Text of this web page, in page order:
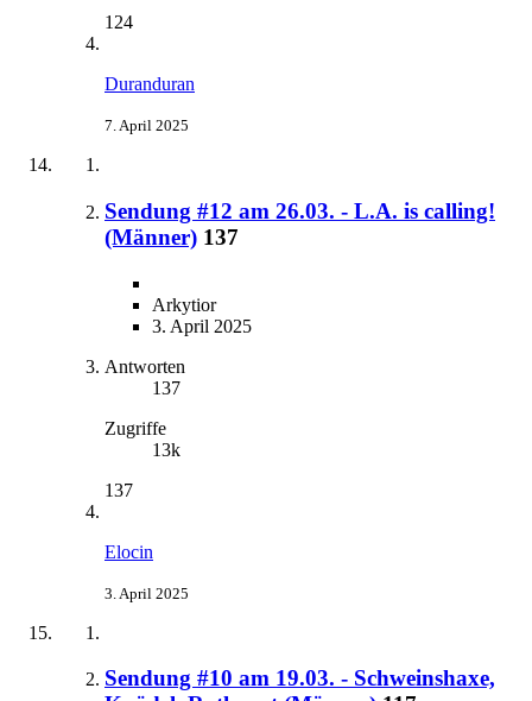
124
Duranduran
7. April 2025
Sendung #12 am 26.03. - L.A. is calling!
(Männer) 137
Arkytior
3. April 2025
Antworten
137
Zugriffe
13k
137
Elocin
3. April 2025
Sendung #10 am 19.03. - Schweinshaxe,